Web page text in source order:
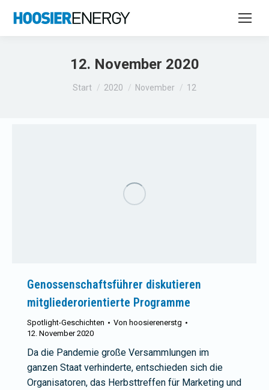
12. November 2020
Sie befinden sich hier:
Start 2020 November 12
Genossenschaftsführer diskutieren
mitgliederorientierte Programme
Spotlight-Geschichten Von hoosierenerstg
12. November 2020
Da die Pandemie große Versammlungen im
ganzen Staat verhinderte, entschieden sich die
Organisatoren, das Herbsttreffen für Marketing und